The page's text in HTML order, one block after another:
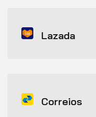
Lazada
Correios